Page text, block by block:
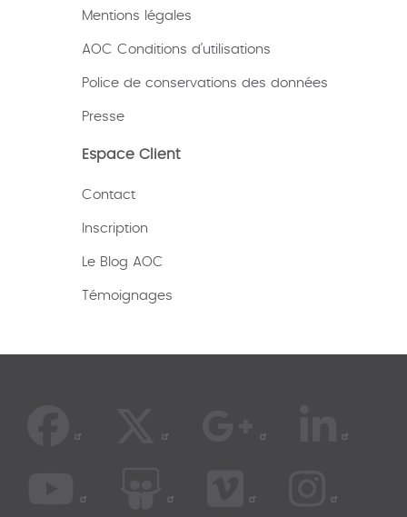
Mentions légales
AOC Conditions d’utilisations
Police de conservations des données
Presse
Espace Client
Contact
Inscription
Le Blog AOC
Témoignages